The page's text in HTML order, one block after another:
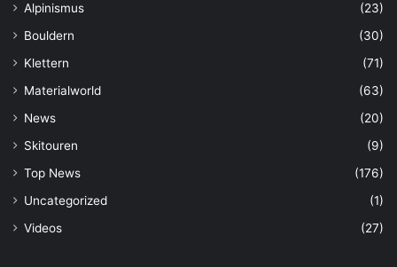
Alpinismus
(23)
Bouldern
(30)
Klettern
(71)
Materialworld
(63)
News
(20)
Skitouren
(9)
Top News
(176)
Uncategorized
(1)
Videos
(27)